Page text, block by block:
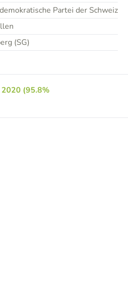
Partei der Schweiz
(SG)
2020 (95.8%